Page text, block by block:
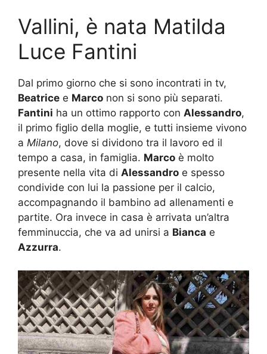
Vallini, è nata Matilda
Luce Fantini
Dal primo giorno che si sono incontrati in tv,
Beatrice e Marco non si sono più separati.
Fantini ha un ottimo rapporto con Alessandro,
il primo figlio della moglie, e tutti insieme vivono
a Milano, dove si dividono tra il lavoro ed il
tempo a casa, in famiglia. Marco è molto
presente nella vita di Alessandro e spesso
condivide con lui la passione per il calcio,
accompagnando il bambino ad allenamenti e
partite. Ora invece in casa è arrivata un’altra
femminuccia, che va ad unirsi a Bianca e
Azzurra.